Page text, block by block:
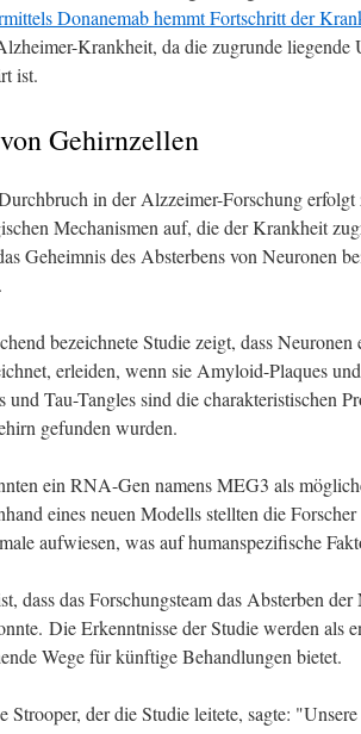
Donanemab hemmt Fortschritt der
Krankheit, da die zugrunde liegende
ist.
Gehirnzellen
in der Alzzeimer-Forschung
Mechanismen auf, die der Krankheit
Geheimnis des Absterbens von Neuronen
bezeichnete Studie zeigt, dass
erleiden, wenn sie Amyloid-Plaques
und Tau-Tangles sind die charakteristischen
gefunden wurden.
ein RNA-Gen namens MEG3 als
eines neuen Modells stellten die
aufwiesen, was auf humanspezifische
dass das Forschungsteam das Absterben
Die Erkenntnisse der Studie werden als
Wege für künftige Behandlungen bietet.
Strooper, der die Studie leitete, sagte: